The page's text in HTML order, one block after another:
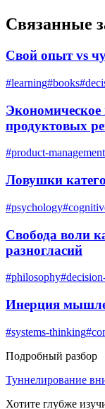
Связанные
Свой опыт vs
#learning#books#
продуктовых
#product-management
Ловушки
#psychology#
Свобода воли
разногласий
#philosophy#
Инерция
#systems-thinking#
Подробный разбор
Туннелирование
Хотите глубже